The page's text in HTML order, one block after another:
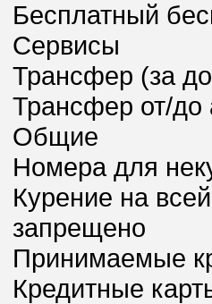
Бесплатный
Сервисы
Трансфер (за
Трансфер от/до
Общие
Номера для
Курение на
запрещено
Принимаемые
Кредитные